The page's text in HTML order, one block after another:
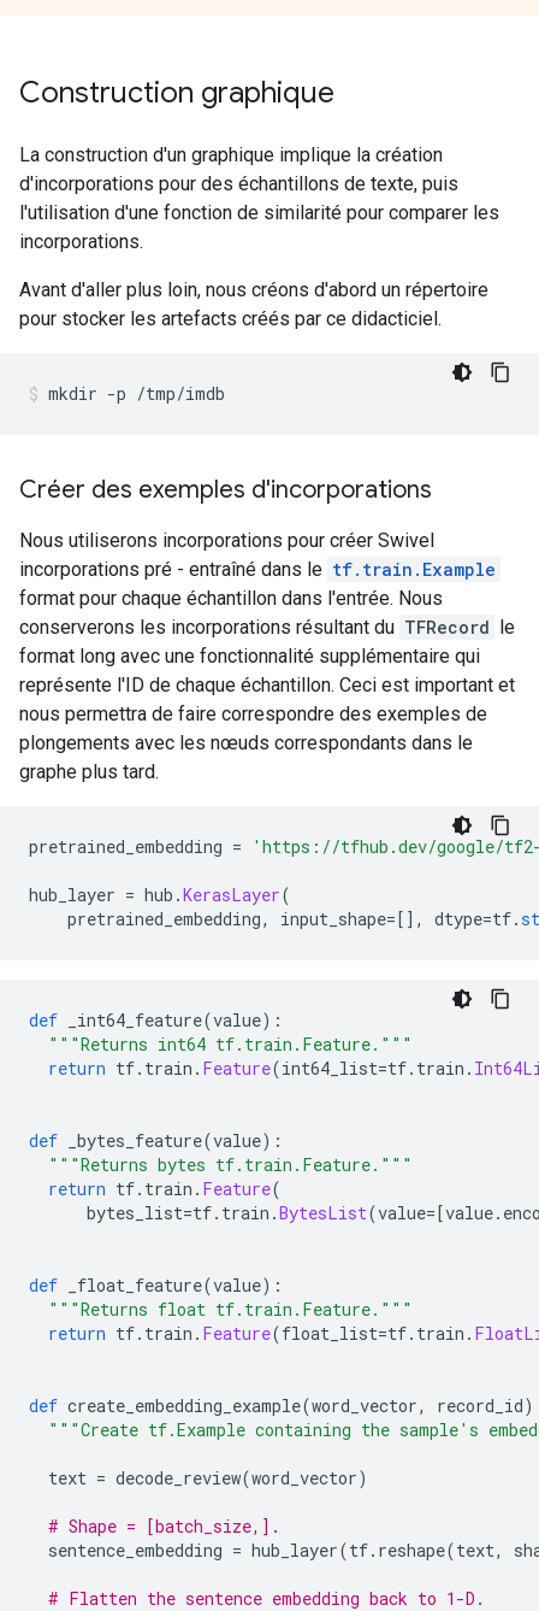
Construction graphique
La construction d'un graphique implique la création
d'incorporations pour des échantillons de texte, puis
l'utilisation d'une fonction de similarité pour comparer les
incorporations.
Avant d'aller plus loin, nous créons d'abord un répertoire
pour stocker les artefacts créés par ce didacticiel.
mkdir -p /tmp/imdb
Créer des exemples d'incorporations
Nous utiliserons incorporations pour créer Swivel
incorporations pré - entraîné dans le tf.train.Example
format pour chaque échantillon dans l'entrée. Nous
conserverons les incorporations résultant du TFRecord le
format long avec une fonctionnalité supplémentaire qui
représente l'ID de chaque échantillon. Ceci est important et
nous permettra de faire correspondre des exemples de
plongements avec les nœuds correspondants dans le
graphe plus tard.
pretrained_embedding = 'https://tfhub.dev/google/tf2-
hub_layer = hub .KerasLayer(
pretrained_embedding, input_shape=[], dtype=tf.
def _int64_feature(value):
"""Returns int64 tf.train.Feature."""
return tf. train . Feature(int64_list=tf. train .
def _bytes_feature(value):
"""Returns bytes tf.train.Feature."""
return tf. train . Feature(
bytes_list=tf. train .BytesList(value=[value.
def _float_feature(value):
"""Returns float tf.train.Feature."""
return tf. train . Feature(float_list=tf. train .
def create_embedding_example(word_vector, record_id
"""Create tf.Example containing the sample's
text = decode_review(word_vector)
# Shape = [batch_size,].
sentence_embedding = hub_layer(tf. reshape(text,
# Flatten the sentence embedding back to 1-D.